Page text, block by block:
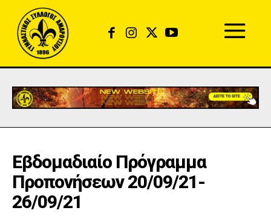
Εβδομαδιαίο Πρόγραμμα
Προπονήσεων 20/09/21-
26/09/21